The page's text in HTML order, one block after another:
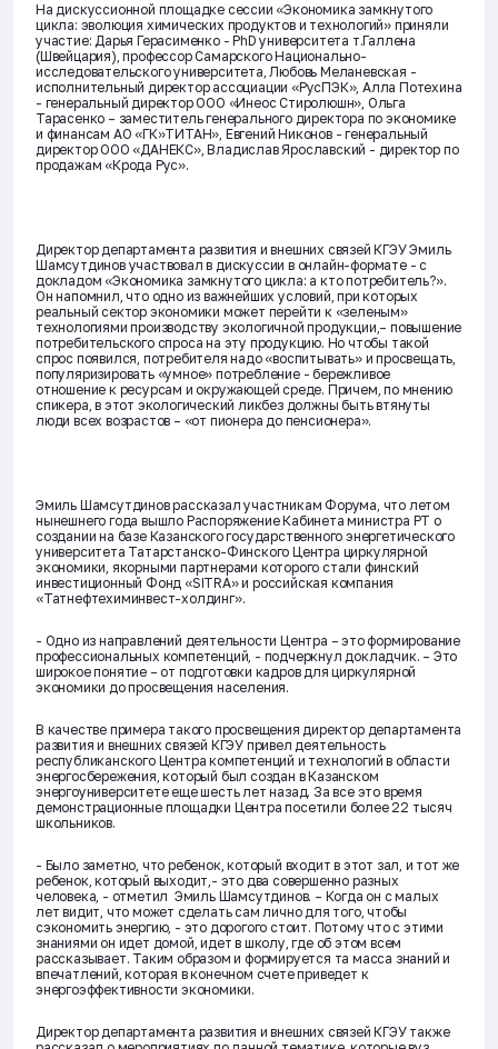
На дискуссионной площадке сессии «Экономика замкнутого
цикла: эволюция химических продуктов и технологий» приняли
участие:Дарья Герасименко- PhD университета т.Галлена
(Швейцария), профессор Самарского Национально-
исследовательского университета,Любовь Меланевская -
исполнительный директор ассоциации «РусПЭК», Алла Потехина
- генеральный директор ООО «Инеос Стиролюшн», Ольга
Тарасенко – заместитель генерального директора по экономике
и финансам АО «ГК»ТИТАН», Евгений Никонов- генеральный
директор ООО «ДАНЕКС»,Владислав Ярославский - директор по
продажам «Крода Рус».
Директор департамента развития и внешних связей КГЭУЭмиль
Шамсутдиновучаствовал в дискуссии в онлайн-формате - с
докладом «Экономика замкнутого цикла: а кто потребитель?».
Он напомнил, что одно из важнейших условий, при которых
реальный сектор экономики может перейти к «зеленым»
технологиями производству экологичной продукции,– повышение
потребительского спроса на эту продукцию. Но чтобы такой
спрос появился, потребителя надо «воспитывать» и просвещать,
популяризировать «умное» потребление - бережливое
отношение к ресурсам и окружающей среде. Причем, по мнению
спикера, в этот экологический ликбез должны быть втянуты
люди всех возрастов – «от пионера до пенсионера».
Эмиль Шамсутдиноврассказал участникам Форума, что летом
нынешнего года вышло Распоряжение Кабинета министра РТ о
создании на базе Казанского государственного энергетического
университета Татарстанско-Финского Центра циркулярной
экономики, якорными партнерами которого стали финский
инвестиционный Фонд «SITRA» и российская компания
«Татнефтехиминвест-холдинг».
- Одно из направлений деятельности Центра – это формирование
профессиональных компетенций, - подчеркнул докладчик. – Это
широкое понятие – от подготовки кадров для циркулярной
экономики до просвещения населения.
В качестве примера такого просвещения директор департамента
развития и внешних связей КГЭУ привел деятельность
республиканского Центра компетенций и технологий в области
энергосбережения, который был создан в Казанском
энергоуниверситете еще шесть лет назад. За все это время
демонстрационные площадки Центра посетили более 22 тысяч
школьников.
- Было заметно, что ребенок, который входит в этот зал, и тот же
ребенок, который выходит,- это два совершенно разных
человека, - отметил Эмиль Шамсутдинов. – Когда он с малых
лет видит, что может сделать сам лично для того, чтобы
сэкономить энергию, - это дорогого стоит. Потому что с этими
знаниями он идет домой, идет в школу, где об этом всем
рассказывает. Таким образом и формируется та масса знаний и
впечатлений, которая в конечном счете приведет к
энергоэффективности экономики.
Директор департамента развития и внешних связей КГЭУ также